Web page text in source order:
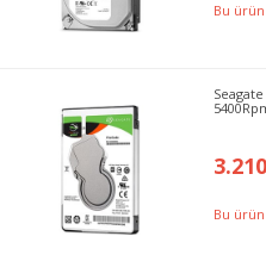
Bu
Bu